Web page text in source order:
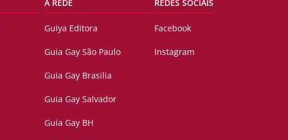
A REDE
Guiya Editora
Guia Gay São Paulo
Guia Gay Brasilia
Guia Gay Salvador
Guia Gay BH
REDES SOCIAIS
Facebook
Instagram